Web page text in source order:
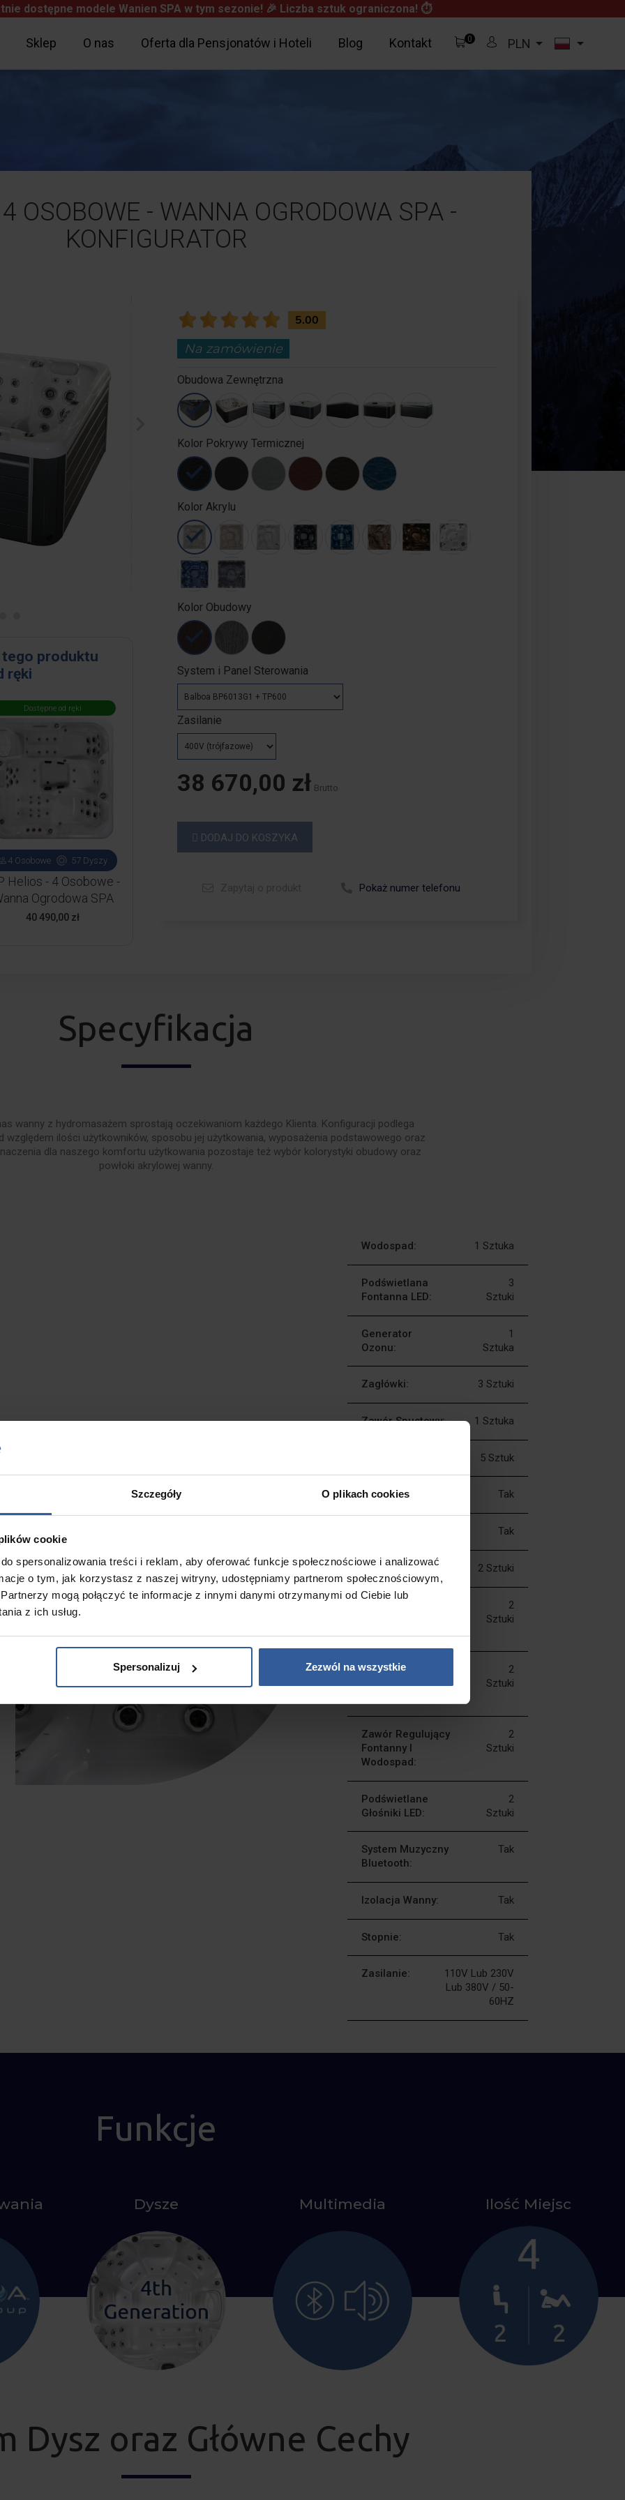
Szczegóły O plikach cookies
cookie
spersonalizowania treści i reklam, aby oferować funkcje społecznościowe i analizować
o tym, jak korzystasz z naszej witryny, udostępniamy partnerom społecznościowym,
mogą połączyć te informacje z innymi danymi otrzymanymi od Ciebie lub
z ich usług.
Spersonalizuj Zezwól na wszystkie
dostępne modele Wanien SPA w tym sezonie! 🎉 Liczba sztuk ograniczona! ⏱
Sklep O nas Oferta dla Pensjonatów i Hoteli Blog Kontakt 
PLN 
Produkty 0,00 zł
Realizacja Zamówienia
0
OSOBOWE - WANNA OGRODOWA SPA -
KONFIGURATOR
produktu
ręki
Dostępne od ręki
4 Osobowe 57 Dyszy
Helios - 4 Osobowe -
Ogrodowa SPA
Cena
40 490,00 zł
Dostępne od ręki
5.00
Na zamówienie
Obudowa Zewnętrzna
Kolor Pokrywy Termicznej
Kolor Akrylu
Kolor Obudowy
System i Panel Sterowania
Zasilanie
38 670,00 zł Brutto
DODAJ DO KOSZYKA
Zadzwoń +48 664 113 007
Pokaż numer telefonu
Specyfikacja
wanny z hydromasażem sprostają oczekiwaniom każdego Klienta. Konfiguracji podlega
względem ilości użytkowników, sposobu jej użytkowania, wyposażenia podstawowego oraz
dla naszego komfortu użytkowania pozostaje też wybór kolorystyki obudowy oraz
powłoki akrylowej wanny.
Wodospad: 1 Sztuka
Podświetlana
Fontanna LED:
3
Sztuki
Generator
Ozonu:
1
Sztuka
Zagłówki: 3 Sztuki
Zawór Spustowy: 1 Sztuka
5 Sztuk
Pokrywa Termiczna: Tak
Tak
Wkład Filtra: 2 Sztuki
2
Sztuki
Zawór
Ukierunkowania
2
Sztuki
Zawór Regulujący
Fontanny I
Wodospad:
2
Sztuki
Podświetlane
Głośniki LED:
2
Sztuki
System Muzyczny
Bluetooth:
Tak
Izolacja Wanny: Tak
Stopnie: Tak
Zasilanie:
110V Lub 230V
Lub 380V / 50-
60HZ
Funkcje
Dysze Multimedia Ilość Miejsc
Dysz oraz Główne Cechy